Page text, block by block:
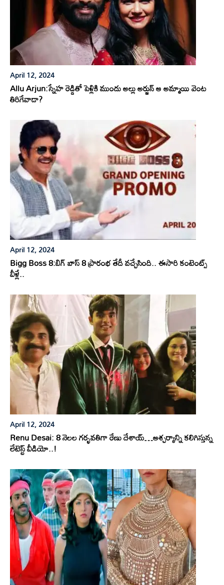
April 12, 2024
Allu Arjun:స్నేహ రెడ్డితో పెళ్లికి ముందు అల్లు అర్జున్ ఆ అమ్మాయి వెంట
తిరిగేవాడా?
April 12, 2024
Bigg Boss 8:బిగ్ బాస్ 8 ప్రారంభ తేదీ వచ్చేసింది.. ఈసారి కంటెంట్స్
వీళ్లే..
April 12, 2024
Renu Desai: 8 నెలల గర్భవతిగా రేణు దేశాయ్…ఆశ్చర్యాన్ని కలిగిస్తున్న
లేటెస్ట్ వీడియో..!